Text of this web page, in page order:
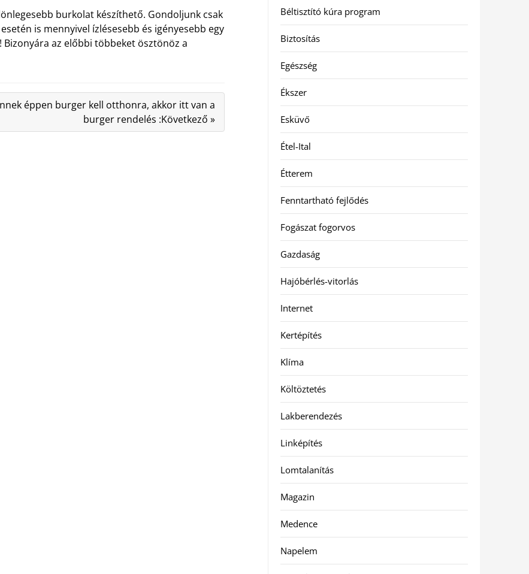
burkolat készíthető. Gondoljunk csak
is mennyivel ízlésesebb és igényesebb egy
az előbbi többeket ösztönöz a
éppen burger kell otthonra, akkor itt van a
burger rendelés :Következő »
Béltisztító kúra program
Biztosítás
Egészség
Ékszer
Esküvő
Étel-Ital
Étterem
Fenntartható fejlődés
Fogászat fogorvos
Gazdaság
Hajóbérlés-vitorlás
Internet
Kertépítés
Klíma
Költöztetés
Lakberendezés
Linképítés
Lomtalanítás
Magazin
Medence
Napelem